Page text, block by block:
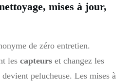
mises à jour,
de zéro entretien.
les capteurs et changez les
pelucheuse. Les mises à